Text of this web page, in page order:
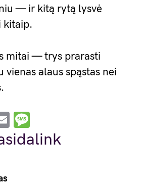
— ir kitą rytą lysvė
kitaip.
mitai — trys prarasti
vienas alaus spąstas nei
Email